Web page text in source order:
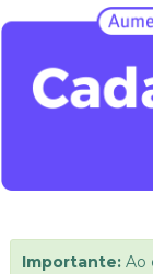
Importante: Ao